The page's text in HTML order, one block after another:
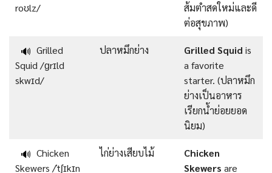
roʊlz/
ส้มตำสดใหม่และดี
ต่อสุขภาพ)
🔊 Grilled
Squid /ɡrɪld
skwɪd/
ปลาหมึกย่าง Grilled Squid is
a favorite
starter. (ปลาหมึก
ย่างเป็นอาหาร
เรียกน้ำย่อยยอด
นิยม)
🔊 Chicken
Skewers /ˈtʃɪkɪn
ไก่ย่างเสียบไม้
Chicken
Skewers are